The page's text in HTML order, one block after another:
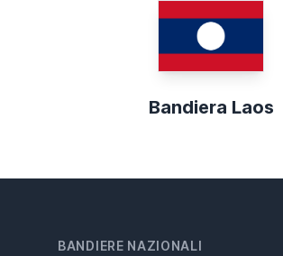
Bandiera Laos
BANDIERE NAZIONALI